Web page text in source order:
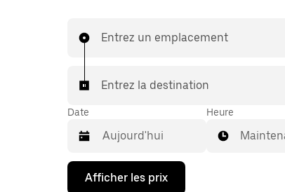
Entrez un emplacement
Entrez la destination
Date
Appuyez
Heure
Afficher les prix